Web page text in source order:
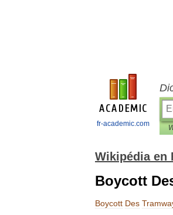
fr-academic.com
Wikipédia en
Boycott
Boycott Des